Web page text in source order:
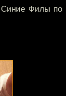
Синие Филы по